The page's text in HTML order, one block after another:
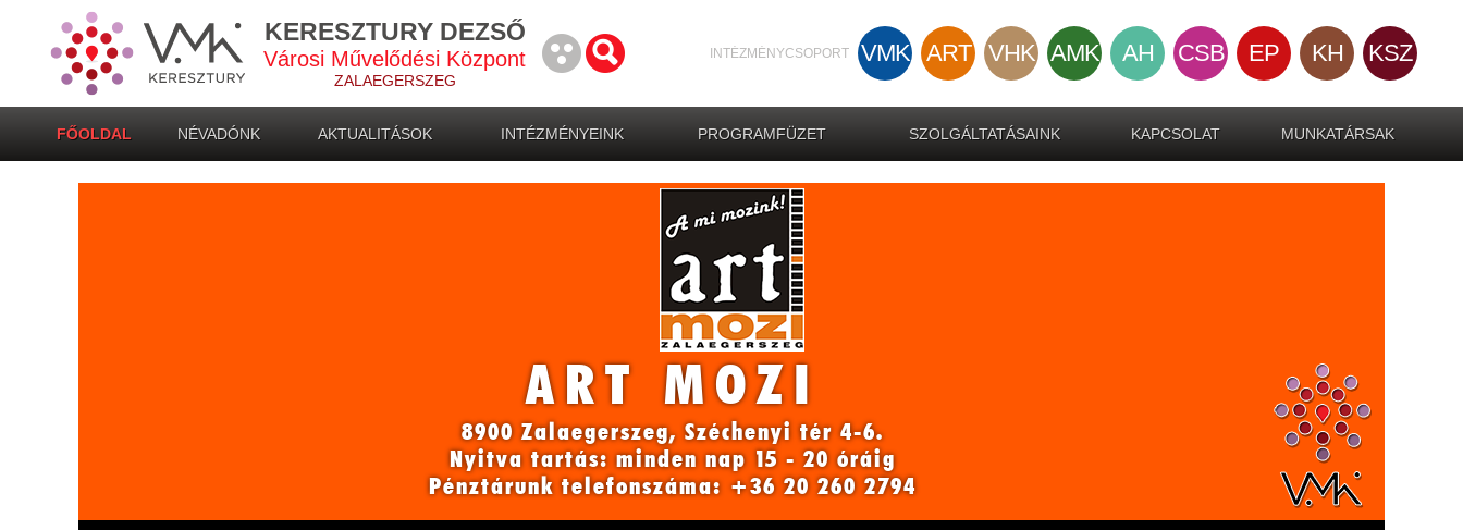
KERESZTURY DEZSŐ
Városi Művelődési Központ
ZALAEGERSZEG
INTÉZMÉNYCSOPORT VMK ART VHK AMK AH CSB EP KH KSZ
FŐOLDAL NÉVADÓNK AKTUALITÁSOK INTÉZMÉNYEINK PROGRAMFÜZET SZOLGÁLTATÁSAINK KAPCSOLAT MUNKATÁRSAK
ART MOZI
8900 Zalaegerszeg, Széchenyi tér 4-6.
Nyitva tartás: minden nap 15 - 20 óráig
Pénztárunk telefonszáma: +36 20 260 2794